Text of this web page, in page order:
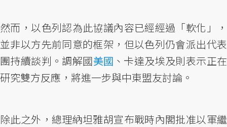
然而，以色列認為此協議內容已經經過「軟化」，
並非以方先前同意的框架，但以色列仍會派出代表
團持續談判。調解國美國 、卡達及埃及則表示正在
研究雙方反應，將進一步與中東盟友討論。
除此之外，總理納坦雅胡宣布戰時內閣批准以軍繼